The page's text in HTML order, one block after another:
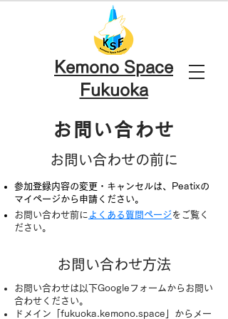
Kemono Space
Fukuoka
お問い合わせ
お問い合わせの前に
参加登録内容の変更・キャンセルは、Peatixの
マイページから申請ください。
お問い合わせ前に よくある質問ページをご覧く
ださい。​
お問い合わせ方法
お問い合わせは以下Googleフォームからお問い
合わせください。​
ドメイン「fukuoka.kemono.space」からメー